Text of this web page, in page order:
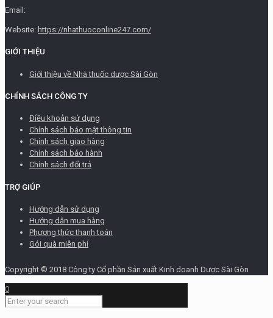
Email:
Website: https://nhathuoconline247.com/
GIỚI THIỆU
Giới thiệu về Nhà thuốc dược Sài Gòn
CHÍNH SÁCH CÔNG TY
Điều khoản sử dụng
Chính sách bảo mật thông tin
Chính sách giao hàng
Chính sách bảo hành
Chính sách đổi trả
TRỢ GIÚP
Hướng dẫn sử dụng
Hướng dẫn mua hàng
Phương thức thanh toán
Gói quà miễn phí
Copyright © 2018 Công ty Cổ phần Sản xuất Kinh doanh Dược Sài Gòn
0